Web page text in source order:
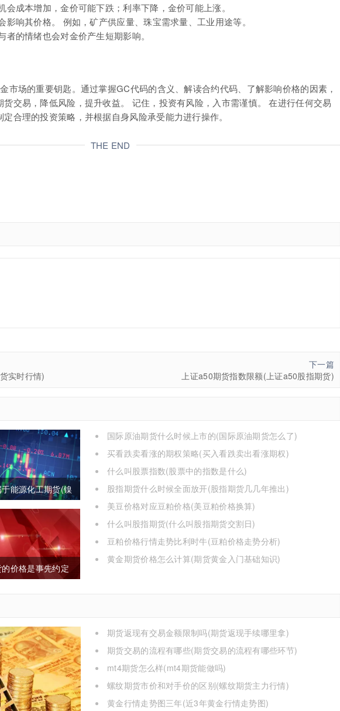
成本增加，金价可能下跌；利率下降，金价可能上涨。
响其价格。 例如，矿产供应量、珠宝需求量、工业用途等。
的情绪也会对金价产生短期影响。
市场的重要钥匙。通过掌握GC代码的含义、解读合约代码、了解影响价格的因素，
交易，降低风险，提升收益。 记住，投资有风险，入市需谨慎。 在进行任何交易
合理的投资策略，并根据自身风险承受能力进行操作。
THE END
实时行情)
下一篇
上证a50期货指数限额(上证a50股指期货)
能源化工期货(镍
源化工期货板块
价格是事先约定
国际原油期货什么时候上市的(国际原油期货怎么了)
买看跌卖看涨的期权策略(买入看跌卖出看涨期权)
什么叫股票指数(股票中的指数是什么)
股指期货什么时候全面放开(股指期货几几年推出)
美豆价格对应豆粕价格(美豆粕价格换算)
什么叫股指期货(什么叫股指期货交割日)
豆粕价格行情走势比利时牛(豆粕价格走势分析)
黄金期货价格怎么计算(期货黄金入门基础知识)
期货返现有交易金额限制吗(期货返现手续哪里拿)
期货交易的流程有哪些(期货交易的流程有哪些环节)
mt4期货怎么样(mt4期货能做吗)
螺纹期货市价和对手价的区别(螺纹期货主力行情)
黄金行情走势图三年(近3年黄金行情走势图)